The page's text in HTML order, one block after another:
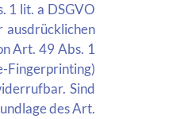
1 lit. a DSGVO
Art. 49 Abs. 1
Fingerprinting)
Sind
des Art.